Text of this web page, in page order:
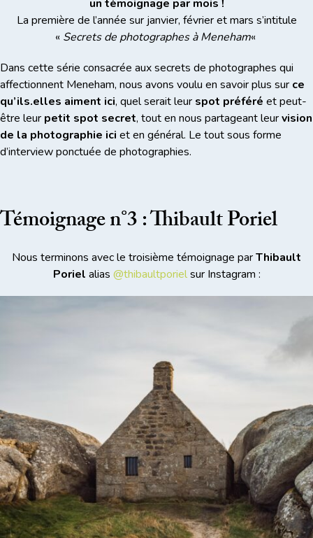
un témoignage par mois !
La première de l’année sur janvier, février et mars s’intitule
« Secrets de photographes à Meneham«
Dans cette série consacrée aux secrets de photographes qui
affectionnent Meneham, nous avons voulu en savoir plus sur ce
qu’ils.elles aiment ici, quel serait leur spot préféré et peut-
être leur petit spot secret, tout en nous partageant leurvision
de la photographie ici et en général. Le tout sous forme
d’interview ponctuée de photographies.
Témoignage n°3 : Thibault Poriel
Nous terminons avec le troisième témoignage parThibault
Poriel alias @thibaultporielsur Instagram :